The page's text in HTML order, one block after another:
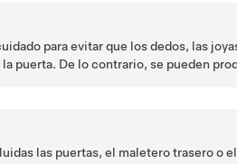
para evitar que los dedos, las
puerta. De lo contrario, se pueden
las puertas, el maletero traseroo